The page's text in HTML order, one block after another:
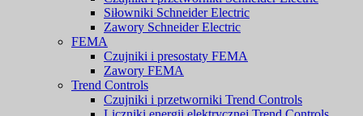
Siłowniki Schneider Electric
Zawory Schneider Electric
FEMA
Czujniki i presostaty FEMA
Zawory FEMA
Trend Controls
Czujniki i przetworniki Trend Controls